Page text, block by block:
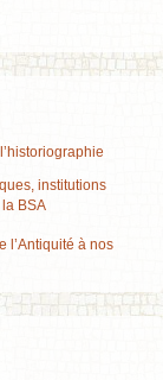
institutions
BSA
l’Antiquité à nos